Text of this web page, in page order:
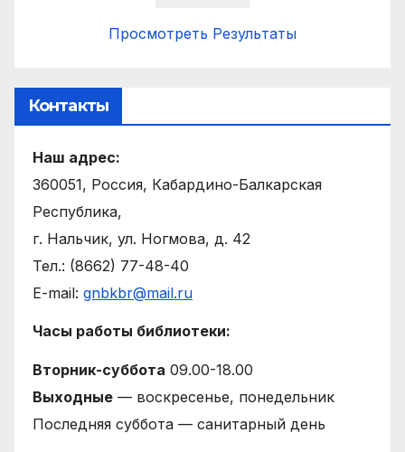
Просмотреть Результаты
Контакты
Наш адрес:
360051, Россия, Кабардино-Балкарская
Республика,
г. Нальчик, ул. Ногмова, д. 42
Тел.: (8662) 77-48-40
E-mail: gnbkbr@mail.ru
Часы работы библиотеки:
Вторник-суббота 09.00-18.00
Выходные — воскресенье, понедельник
Последняя суббота — санитарный день